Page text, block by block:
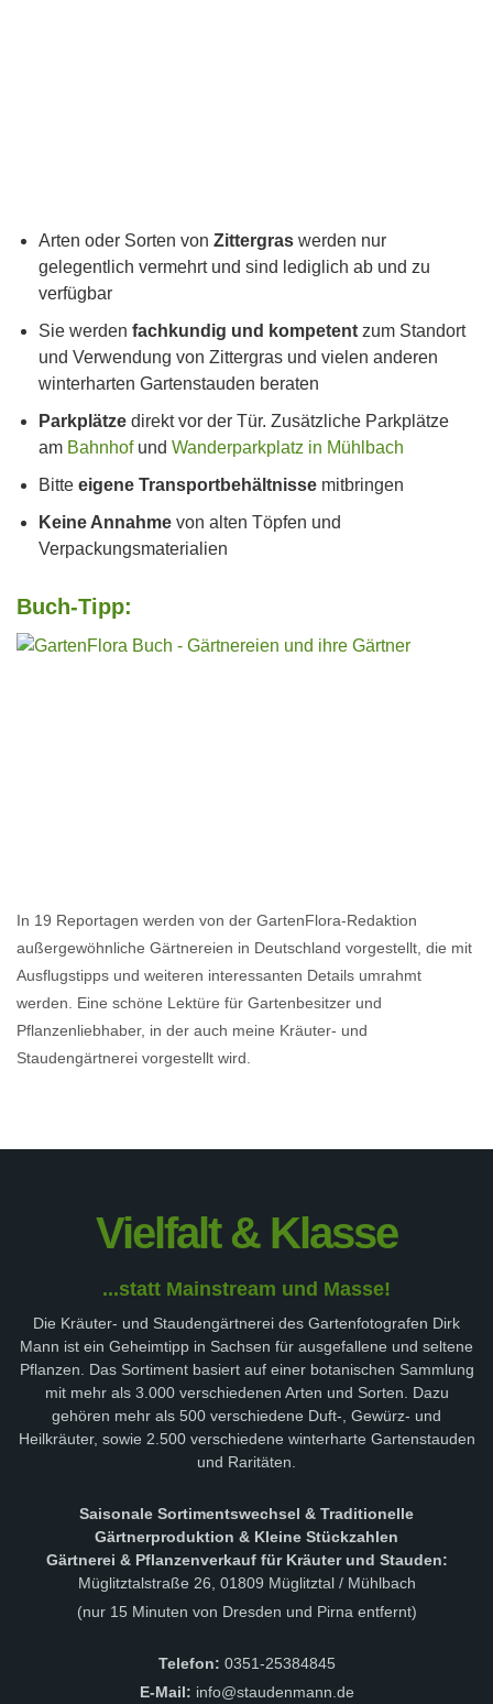
Arten oder Sorten von Zittergras werden nur
gelegentlich vermehrt und sind lediglich ab und zu
verfügbar
Sie werden fachkundig und kompetent zum Standort
und Verwendung von Zittergras und vielen anderen
winterharten Gartenstauden beraten
Parkplätze direkt vor der Tür. Zusätzliche Parkplätze
am Bahnhofund Wanderparkplatz in Mühlbach
Bitte eigene Transportbehältnisse mitbringen
Keine Annahme von alten Töpfen und
Verpackungsmaterialien
Buch-Tipp:
In 19 Reportagen werden von der GartenFlora-Redaktion
außergewöhnliche Gärtnereien in Deutschland vorgestellt, die mit
Ausflugstipps und weiteren interessanten Details umrahmt
werden. Eine schöne Lektüre für Gartenbesitzer und
Pflanzenliebhaber, in der auch meine Kräuter- und
Staudengärtnerei vorgestellt wird.
Vielfalt & Klasse
...statt Mainstream und Masse!
Die Kräuter- und Staudengärtnerei des Gartenfotografen Dirk
Mann ist ein Geheimtipp in Sachsen für ausgefallene und seltene
Pflanzen. Das Sortiment basiert auf einer botanischen Sammlung
mit mehr als 3.000 verschiedenen Arten und Sorten. Dazu
gehören mehr als 500 verschiedene Duft-, Gewürz- und
Heilkräuter, sowie 2.500 verschiedene winterharte Gartenstauden
und Raritäten.
Saisonale Sortimentswechsel & Traditionelle
Gärtnerproduktion & Kleine Stückzahlen
Gärtnerei & Pflanzenverkauf für Kräuter und Stauden:
Müglitztalstraße 26, 01809 Müglitztal / Mühlbach
(nur 15 Minuten von Dresden und Pirna entfernt)
Telefon: 0351-25384845
E-Mail: info@staudenmann.de